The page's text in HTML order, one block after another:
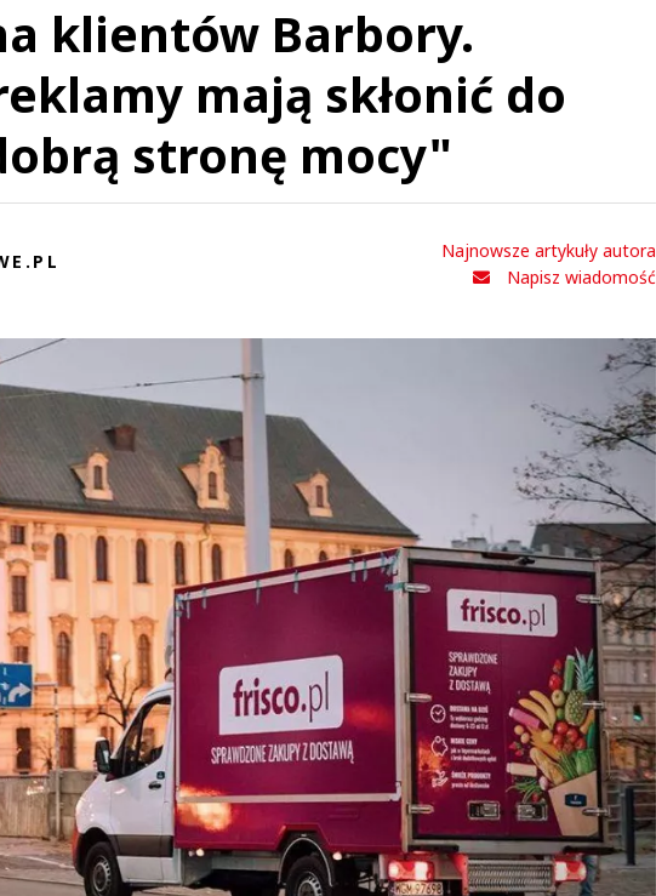
klientów Barbory.
mają skłonić do
stronę mocy"
Najnowsze artykuły autora
Napisz wiadomość